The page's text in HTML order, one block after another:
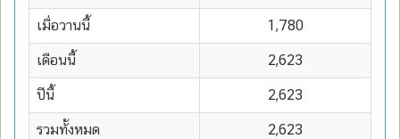
เมื่อวานนี้ 1,780
เดือนนี้ 2,623
ปีนี้ 2,623
รวมทั้งหมด 2,623